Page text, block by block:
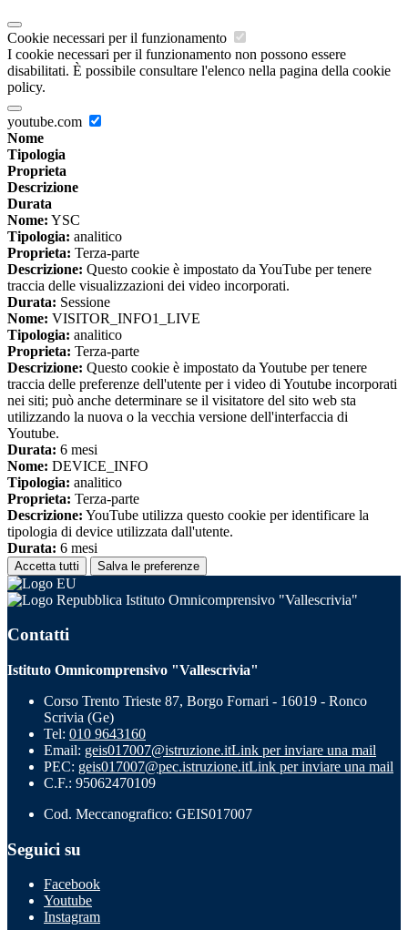
Cookie necessari per il funzionamento
I cookie necessari per il funzionamento non possono essere
disabilitati. È possibile consultare l'elenco nella pagina della cookie
policy.
youtube.com
Nome
Tipologia
Proprieta
Descrizione
Durata
Nome: YSC
Tipologia: analitico
Proprieta: Terza-parte
Descrizione: Questo cookie è impostato da YouTube per tenere
traccia delle visualizzazioni dei video incorporati.
Durata: Sessione
Nome: VISITOR_INFO1_LIVE
Tipologia: analitico
Proprieta: Terza-parte
Descrizione: Questo cookie è impostato da Youtube per tenere
traccia delle preferenze dell'utente per i video di Youtube incorporati
nei siti; può anche determinare se il visitatore del sito web sta
utilizzando la nuova o la vecchia versione dell'interfaccia di
Youtube.
Durata: 6 mesi
Nome: DEVICE_INFO
Tipologia: analitico
Proprieta: Terza-parte
Descrizione: YouTube utilizza questo cookie per identificare la
tipologia di device utilizzata dall'utente.
Durata: 6 mesi
Accetta tutti Salva le preferenze
Istituto Omnicomprensivo "Vallescrivia"
Contatti
Istituto Omnicomprensivo "Vallescrivia"
Corso Trento Trieste 87, Borgo Fornari - 16019 - Ronco
Scrivia (Ge)
Tel: 010 9643160
Email: geis017007@istruzione.itLink per inviare una mail
PEC: geis017007@pec.istruzione.itLink per inviare una mail
C.F.: 95062470109
Cod. Meccanografico: GEIS017007
Seguici su
Facebook
Youtube
Instagram